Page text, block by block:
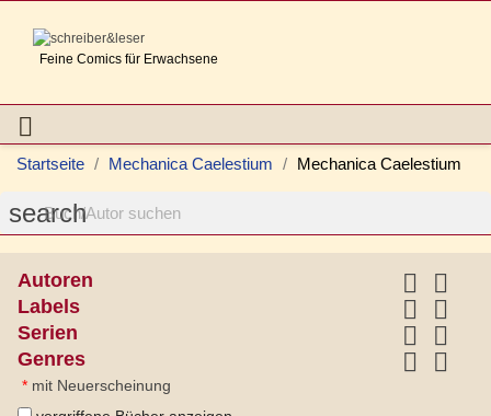
Feine Comics für Erwachsene

Startseite Mechanica Caelestium Mechanica Caelestium
search
Autoren  
Labels  
Serien  
Genres  
* mit Neuerscheinung